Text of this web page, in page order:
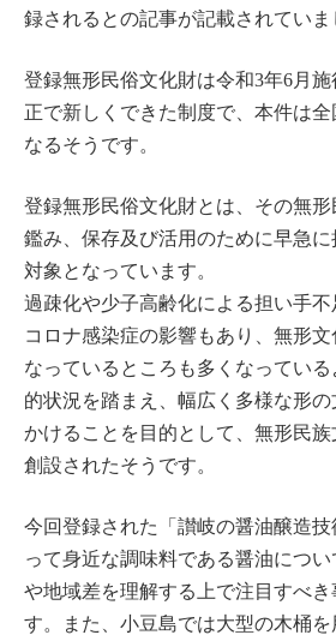
録されるとの記事が記載されていま
登録無形民俗文化財は令和3年6月
正で新しくできた制度で、本件は
なるそうです。
登録無形民俗文化財とは、その無
鑑み、保存及び活用のために早急
対象となっています。
過疎化や少子高齢化による担い手
コロナ感染症の影響もあり、無形文
なっているところも多くなってい
的状況を踏まえ、幅広く多様な形
かけることを目的として、無形民
創設されたそうです。
今回登録された「讃岐の醤油醸造
って身近な調味料である醤油につ
や地域差を理解する上で注目すべき
す。また、小豆島では大型の木桶